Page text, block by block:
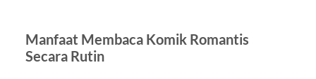
Manfaat Membaca Komik Romantis
Secara Rutin